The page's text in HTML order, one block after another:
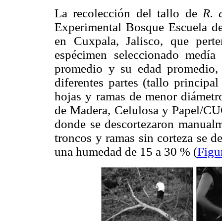
La recolección del tallo de R.
Experimental Bosque Escuela
en Cuxpala, Jalisco, que
espécimen seleccionado
promedio y su edad
diferentes partes (tallo
hojas y ramas de menor
de Madera, Celulosa y Papel/
donde se descortezaron
troncos y ramas sin corteza se
una humedad de 15 a 30 % (